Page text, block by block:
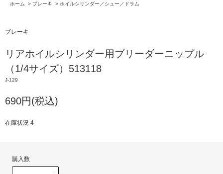
ホーム > ブレーキ > ホイルシリンダー／シュー／ドラム
ブレーキ
リアホイルシリンダー用ブリーダーニップル
（1/4サイズ）513118
J-129
690円(税込)
在庫状況 4
購入数